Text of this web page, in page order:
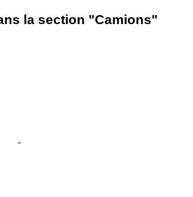
la section "Camions"